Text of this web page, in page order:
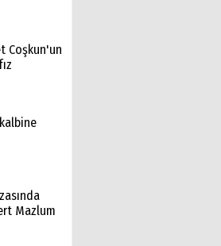
Coşkun'un
Mazlum